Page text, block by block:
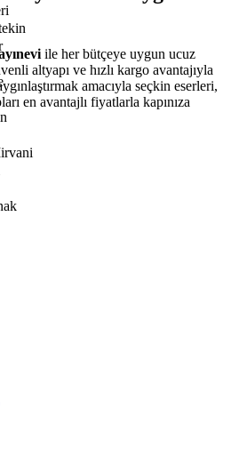
ile her bütçeye uygun ucuz
altyapı ve hızlı kargo avantajıyla
amacıyla seçkin eserleri,
en avantajlı fiyatlarla kapınıza